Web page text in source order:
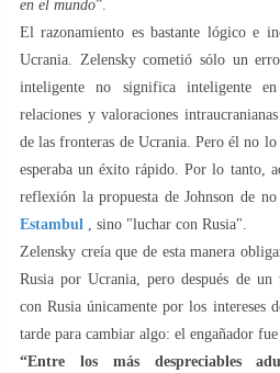
en el mundo”.
El razonamiento es bastante lógico e
Ucrania. Zelensky cometió sólo un
inteligente no significa inteligente
relaciones y valoraciones
de las fronteras de Ucrania. Pero él no lo
esperaba un éxito rápido. Por lo tanto,
reflexión la propuesta de Johnson de
Estambul
, sino "luchar con Rusia".
Zelensky creía que de esta manera
Rusia por Ucrania, pero después de
con Rusia únicamente por los intereses
tarde para cambiar algo: el engañador fue
“Entre los más despreciables